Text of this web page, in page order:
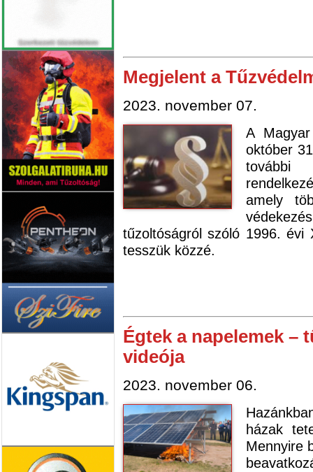
Megjelent a
2023. november 07.
A
október
további
amely
tűzoltóságról szóló 1996.
tesszük közzé.
Égtek a napelemek –
videója
2023. november 06.
házak
Mennyire